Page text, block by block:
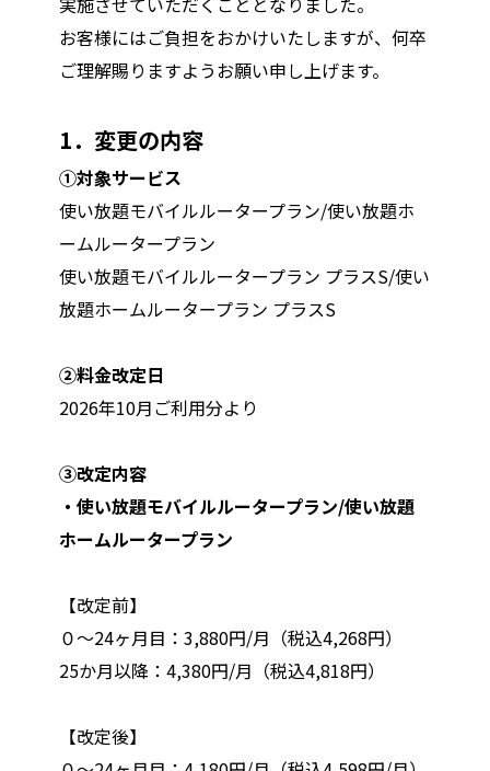
お客様にはご負担をおかけいたしますが、何卒
ご理解賜りますようお願い申し上げます。
1．変更の内容
①対象サービス
使い放題モバイルルータープラン/使い放題ホ
ームルータープラン
使い放題モバイルルータープラン プラスS/使い
放題ホームルータープラン プラスS
②料金改定日
2026年10月ご利用分より
③改定内容
・使い放題モバイルルータープラン/使い放題
ホームルータープラン
【改定前】
０～24ヶ月目：3,880円/月（税込4,268円）
25か月以降：4,380円/月（税込4,818円）
【改定後】